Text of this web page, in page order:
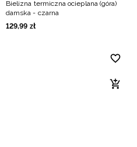
Bielizna termiczna ocieplana (góra)
damska - czarna
129,99 zł